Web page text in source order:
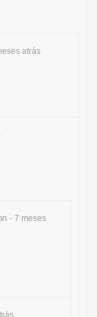
atrás
- 7 meses